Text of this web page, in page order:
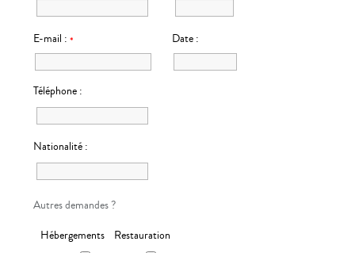
E-mail : *
Téléphone :
Nationalité :
Autres demandes ?
Hébergements
Restauration
Date :